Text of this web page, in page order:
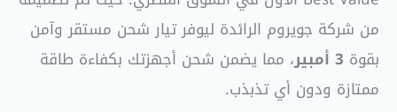
من شركة جويروم الرائدة ليوفر تيار شحن مستقر وآمن
بقوة 3 أمبير
، مما يضمن شحن أجهزتك بكفاءة طاقة
ممتازة ودون أي تذبذب.